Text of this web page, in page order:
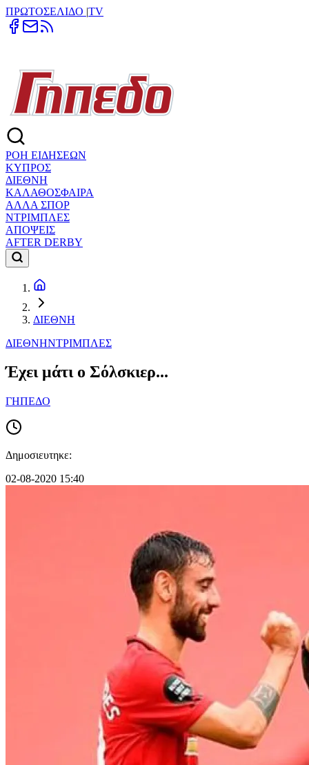
ΠΡΩΤΟΣΕΛΙΔΟ |TV
ΡΟΗ ΕΙΔΗΣΕΩΝ
ΚΥΠΡΟΣ
ΔΙΕΘΝΗ
ΚΑΛΑΘΟΣΦΑΙΡΑ
ΑΛΛΑ ΣΠΟΡ
ΝΤΡΙΜΠΛΕΣ
ΑΠΟΨΕΙΣ
AFTER DERBY
ΔΙΕΘΝΗ
ΔΙΕΘΝΗΝΤΡΙΜΠΛΕΣ
Έχει μάτι ο Σόλσκιερ...
ΓΗΠΕΔΟ
Δημοσιευτηκε:
02-08-2020 15:40